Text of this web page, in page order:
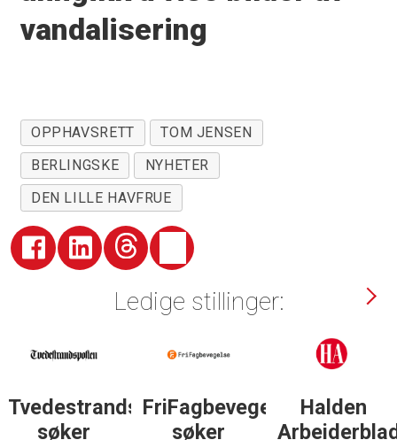
vandalisering
OPPHAVSRETT
TOM JENSEN
BERLINGSKE
NYHETER
DEN LILLE HAVFRUE
Ledige stillinger:
Tvedestrandsposten
søker
FriFagbevegelse
søker
Halden